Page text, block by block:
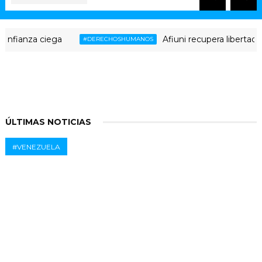
ciega #DERECHOSHUMANOS Afiuni recupera libertad
ÚLTIMAS NOTICIAS
#VENEZUELA